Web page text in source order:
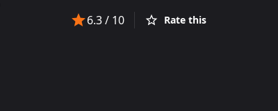
6.3/ 10 Rate this